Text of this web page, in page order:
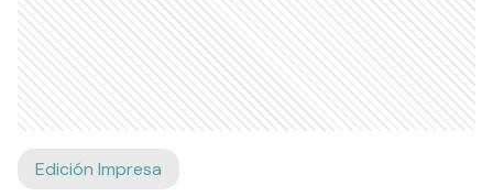
Edición Impresa